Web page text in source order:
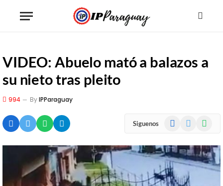
VIDEO: Abuelo mató a balazos a
su nieto tras pleito
994 ByIPParaguay
Siguenos Facebook